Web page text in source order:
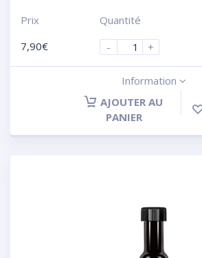
Prix
7,90€
Quantité
-
+
Information
AJOUTER AU
PANIER